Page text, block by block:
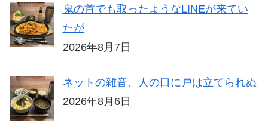
鬼の首でも取ったようなLINEが来てい
たが
2026年8月7日
ネットの雑音、人の口に戸は立てられぬ
2026年8月6日